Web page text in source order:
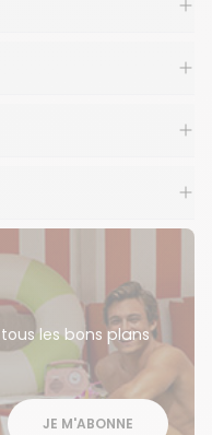
les bons plans
JE M'ABONNE